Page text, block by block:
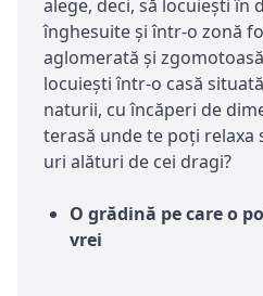
alege, deci, să locuiești în
înghesuite și într-o zonă
aglomerată și
locuiești într-o casă
naturii, cu încăperi de
terasă unde te poți relaxa
uri alături de cei dragi?
O grădină pe care o
vrei